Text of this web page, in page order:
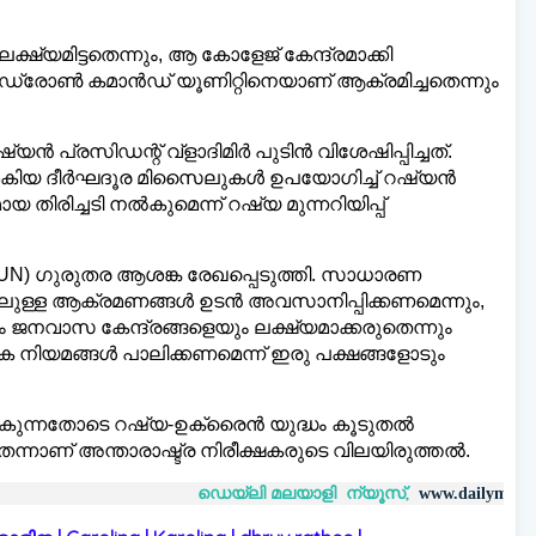
ആ കോളേജ് കേന്ദ്രമാക്കി
കമാൻഡ് യൂണിറ്റിനെയാണ് ആക്രമിച്ചതെന്നും
പ്രസിഡന്റ് വ്ളാദിമിർ പുടിൻ വിശേഷിപ്പിച്ചത്.
ദീർഘദൂര മിസൈലുകൾ ഉപയോഗിച്ച് റഷ്യൻ
നൽകുമെന്ന് റഷ്യ മുന്നറിയിപ്പ്
ഗുരുതര ആശങ്ക രേഖപ്പെടുത്തി. സാധാരണ
ആക്രമണങ്ങൾ ഉടൻ അവസാനിപ്പിക്കണമെന്നും,
കേന്ദ്രങ്ങളെയും ലക്ഷ്യമാക്കരുതെന്നും
നിയമങ്ങൾ പാലിക്കണമെന്ന് ഇരു പക്ഷങ്ങളോടും
റഷ്യ-ഉക്രൈൻ യുദ്ധം കൂടുതൽ
അന്താരാഷ്ട്ര നിരീക്ഷകരുടെ വിലയിരുത്തൽ.
ഡെയ്‌ലി മലയാളി ന്യൂസ്, www.dailymalayaly.com